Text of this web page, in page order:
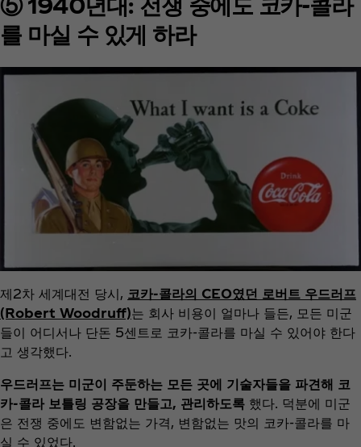
를 마실 수 있게 하라
제2차 세계대전 당시, 코카-콜라의 CEO였던 로버트 우드러프
(Robert Woodruff)는 회사 비용이 얼마나 들든, 모든 미군
들이 어디서나 단돈 5센트로 코카-콜라를 마실 수 있어야 한다
고 생각했다.
우드러프는 미군이 주둔하는 모든 곳에 기술자들을 파견해 코
카-콜라 보틀링 공장을 만들고, 관리하도록 했다. 덕분에 미군
은 전쟁 중에도 변함없는 가격, 변함없는 맛의 코카-콜라를 마
실 수 있었다.